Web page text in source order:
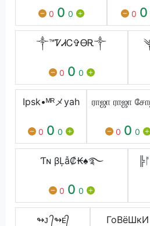
0 0 0 0 0
༒™ᏤᏗᏟ✞ᎾᎡ༒
0 0 0
Ipsk•ᴹᴿメyah
0 0 0
ராஜா ராஜா
0 0 0
Ƭɴ βĻẫ₡₭♠࿐
0 0 0
↬ᴊ ᭄↬ᴇ᭄ ГоВёШкИ